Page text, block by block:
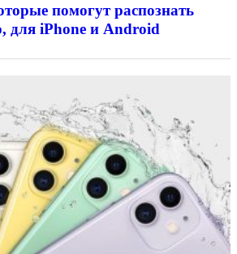
помогут распознать
для iPhone и Android